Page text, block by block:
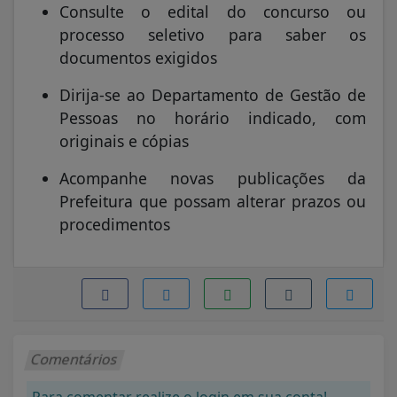
Consulte o edital do concurso ou
processo seletivo para saber os
documentos exigidos
Dirija-se ao Departamento de Gestão de
Pessoas no horário indicado, com
originais e cópias
Acompanhe novas publicações da
Prefeitura que possam alterar prazos ou
procedimentos
Comentários